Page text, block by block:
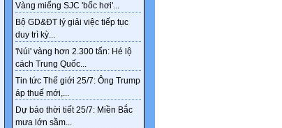
Vàng miếng SJC 'bốc hơi'...
Bộ GD&ĐT lý giải việc tiếp tục
duy trì kỳ...
'Núi' vàng hơn 2.300 tấn: Hé lộ
cách Trung Quốc...
Tin tức Thế giới 25/7: Ông Trump
áp thuế mới,...
Dự báo thời tiết 25/7: Miền Bắc
mưa lớn sầm...